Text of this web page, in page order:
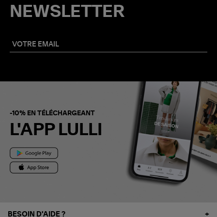
NEWSLETTER
-10% EN TÉLÉCHARGEANT
L'APP LULLI
BESOIN D'AIDE ?